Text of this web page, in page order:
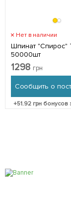
Нет в наличии
Шпинат "Спирос"
50000шт
1298 грн
Сообщить о
+51.92грн бонусов